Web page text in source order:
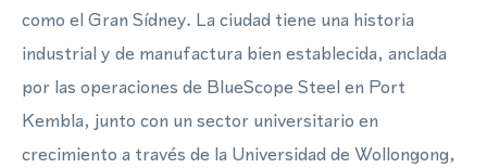
como el Gran Sídney. La ciudad tiene una historia
industrial y de manufactura bien establecida, anclada
por las operaciones de BlueScope Steel en Port
Kembla, junto con un sector universitario en
crecimiento a través de la Universidad de Wollongong,